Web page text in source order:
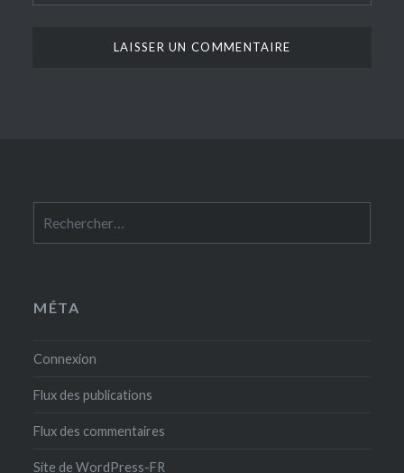
MÉTA
Connexion
Flux des publications
Flux des commentaires
Site de WordPress-FR